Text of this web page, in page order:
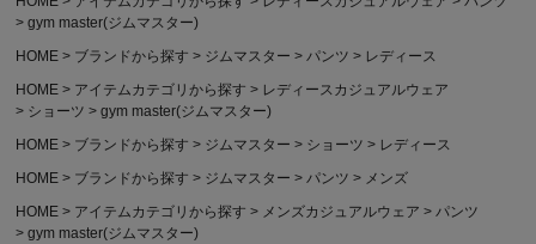
gym master(ジムマスター)
HOME
ブランドから探す ジムマスター パンツ
レディース
HOME
アイテムカテゴリから探す
レディースカジュアルウェア
ショーツ
gym master(ジムマスター)
HOME
ブランドから探す ジムマスター ショーツ
レディース
HOME
ブランドから探す ジムマスター パンツ
メンズ
HOME
アイテムカテゴリから探す メンズカジュアルウェア
パンツ
gym master(ジムマスター)